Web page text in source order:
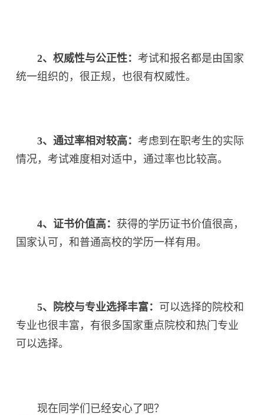
2、权威性与公正性： 考试和报名都是由国家
统一组织的，很正规，也很有权威性。
3、通过率相对较高： 考虑到在职考生的实际
情况，考试难度相对适中，通过率也比较高。
4、证书价值高： 获得的学历证书价值很高，
国家认可，和普通高校的学历一样有用。
5、院校与专业选择丰富： 可以选择的院校和
专业也很丰富，有很多国家重点院校和热门专业
可以选择。
现在同学们已经安心了吧？